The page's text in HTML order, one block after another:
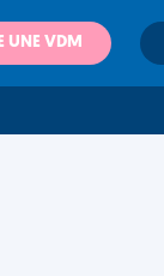
UNE VDM